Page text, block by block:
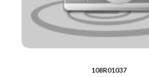
108R01037